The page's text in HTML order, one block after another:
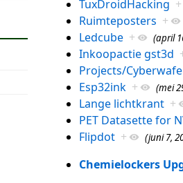
TuxDroidHacking +
Ruimteposters +
Ledcube + (april
Inkoopactie gst3d
Projects/
Esp32ink + (mei
Lange lichtkrant +
PET Datasette for
Flipdot + (juni 7,
Chemielockers